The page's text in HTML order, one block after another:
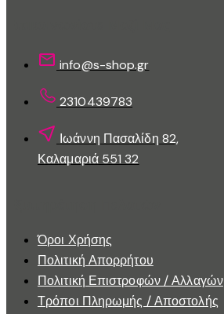
του
info@s-shop.gr
2310439783
Ιωάννη Πασαλίδη 82,
Καλαμαριά 551 32
Όροι Χρήσης
Πολιτική Απορρήτου
Πολιτική Επιστροφών / Αλλαγών
Τρόποι Πληρωμής / Αποστολής